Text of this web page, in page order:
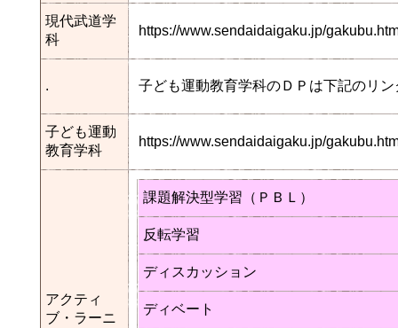
現代武道学
科
https://www.sendaidaigaku.jp/
. 子ども運動教育学科のＤＰは下記のリ
子ども運動
教育学科
https://www.sendaidaigaku.jp/
アクティ
ブ・ラーニ
課題解決型学習（ＰＢＬ）
反転学習
ディスカッション
ディベート